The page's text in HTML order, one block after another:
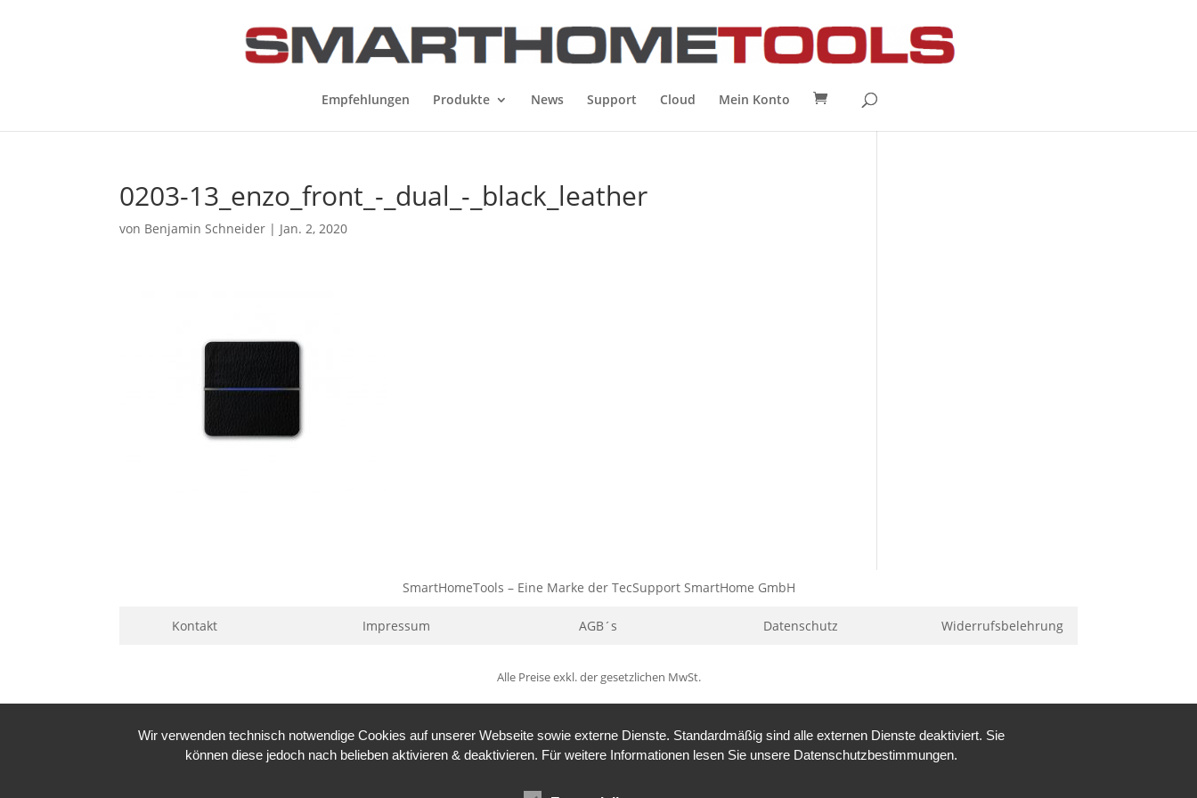
Empfehlungen Produkte News Support Cloud Mein Konto
0203-13_enzo_front_-_dual_-_black_leather
von Benjamin Schneider | Jan. 2, 2020
SmartHomeTools – Eine Marke der TecSupport SmartHome GmbH
Kontakt Impressum AGB´s Datenschutz Widerrufsbelehrung
Alle Preise exkl. der gesetzlichen MwSt.
Wir verwenden technisch notwendige Cookies auf unserer Webseite sowie externe Dienste. Standardmäßig sind alle externen Dienste deaktiviert. Sie
können diese jedoch nach belieben aktivieren & deaktivieren. Für weitere Informationen lesen Sie unsere Datenschutzbestimmungen.